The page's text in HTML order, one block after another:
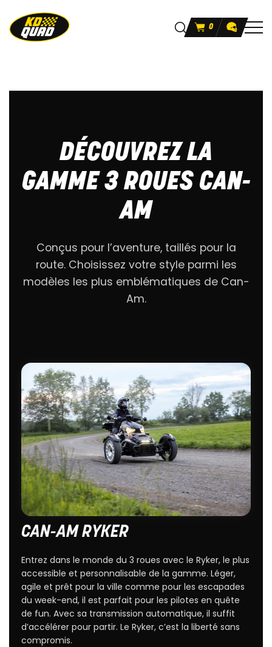
0
DÉCOUVREZ LA
GAMME 3 ROUES CAN-
AM
Conçus pour l’aventure, taillés pour la
route. Choisissez votre style parmi les
modèles les plus emblématiques de Can-
Am.
CAN-AM RYKER
Entrez dans le monde du 3 roues avec le Ryker, le plus
accessible et personnalisable de la gamme. Léger,
agile et prêt pour la ville comme pour les escapades
du week-end, il est parfait pour les pilotes en quête
de fun. Avec sa transmission automatique, il suffit
d’accélérer pour partir. Le Ryker, c’est la liberté sans
compromis.